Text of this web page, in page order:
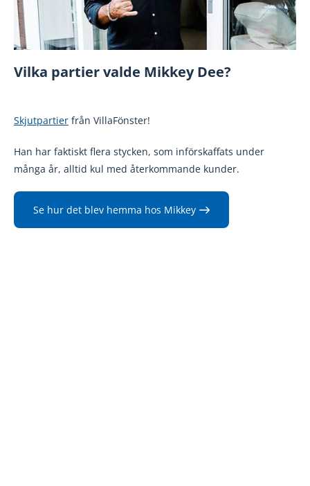
Vilka partier valde Mikkey Dee?
Skjutpartier från VillaFönster!
Han har faktiskt flera stycken, som införskaffats under
många år, alltid kul med återkommande kunder.
Se hur det blev hemma hos Mikkey